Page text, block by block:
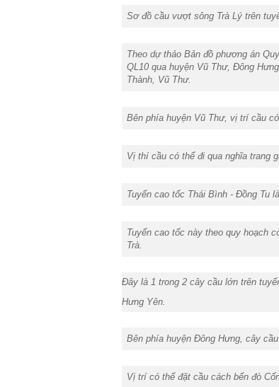
Sơ đồ cầu vượt sông Trà Lý trên
Theo dự thảo Bản đồ phương án
QL10 qua huyện Vũ Thư, Đông
Thành, Vũ Thư.
Bên phía huyện Vũ Thư, vị trí cầu
Vị thí cầu có thể đi qua nghĩa trang
Tuyến cao tốc Thái Bình - Đồng Tu
Tuyến cao tốc này theo quy hoạch
Trà.
Đây là 1 trong 2 cây cầu lớn trên
Hưng Yên.
Bên phía huyện Đông Hưng, cây
Vị trí có thể đặt cầu cách bến đò